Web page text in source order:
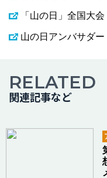
「山の日」全国大
山の日アンバサダー
RELATED
関連記事など